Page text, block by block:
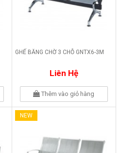
GHẾ BĂNG CHỜ 3 CHỖ GNTX6-3M
Liên Hệ
Thêm vào giỏ hàng
NEW